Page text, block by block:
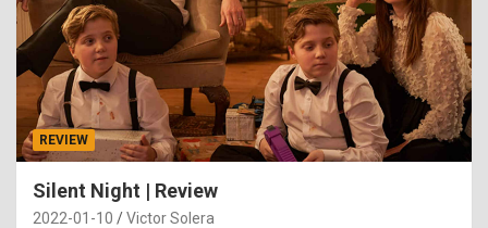
REVIEW
Silent Night | Review
2022-01-10 Victor Solera